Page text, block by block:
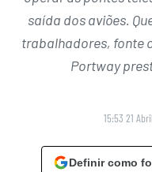
saída dos aviões.
trabalhadores, fonte
Portway
15:53 21
Definir como